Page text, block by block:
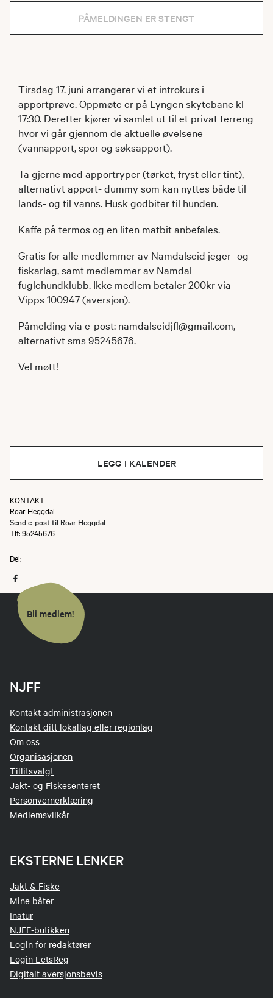
PÅMELDINGEN ER STENGT
Tirsdag 17. juni arrangerer vi et introkurs i
apportprøve. Oppmøte er på Lyngen skytebane kl
17:30. Deretter kjører vi samlet ut til et privat terreng
hvor vi går gjennom de aktuelle øvelsene
(vannapport, spor og søksapport).
Ta gjerne med apportryper (tørket, fryst eller tint),
alternativt apport- dummy som kan nyttes både til
lands- og til vanns. Husk godbiter til hunden.
Kaffe på termos og en liten matbit anbefales.
Gratis for alle medlemmer av Namdalseid jeger- og
fiskarlag, samt medlemmer av Namdal
fuglehundklubb. Ikke medlem betaler 200kr via
Vipps 100947 (aversjon).
Påmelding via e-post: namdalseidjfl@gmail.com,
alternativt sms 95245676.
Vel møtt!
LEGG I KALENDER
KONTAKT
Roar Heggdal
Send e-post til Roar Heggdal
Tlf: 95245676
Del:
Bli medlem!
NJFF
Kontakt administrasjonen
Kontakt ditt lokallag eller regionlag
Om oss
Organisasjonen
Tillitsvalgt
Jakt- og Fiskesenteret
Personvernerklæring
Medlemsvilkår
EKSTERNE LENKER
Jakt & Fiske
Mine båter
Inatur
NJFF-butikken
Login for redaktører
Login LetsReg
Digitalt aversjonsbevis